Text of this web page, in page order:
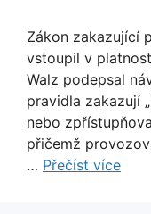
Zákon zakazující
vstoupil v
Walz podepsal
pravidla zakazují
nebo
přičemž
… Přečíst více